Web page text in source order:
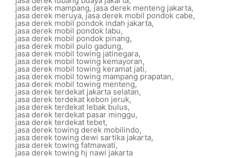
jasa derek mampang, jasa derek menteng jakarta,
jasa derek meruya, jasa derek mobil pondok cabe,
jasa derek mobil pondok indah jakarta,
jasa derek mobil pondok labu,
jasa derek mobil pondok pinang,
jasa derek mobil pulo gadung,
jasa derek mobil towing jatinegara,
jasa derek mobil towing kemayoran,
jasa derek mobil towing keramat jati,
jasa derek mobil towing mampang prapatan,
jasa derek mobil towing menteng,
jasa derek terdekat jakarta selatan,
jasa derek terdekat kebon jeruk,
jasa derek terdekat lebak bulus,
jasa derek terdekat pasar minggu,
jasa derek terdekat tebet,
jasa derek towing derek mobilindo,
jasa derek towing dewi sartika jakarta,
jasa derek towing fatmawati,
jasa derek towing hj nawi jakarta